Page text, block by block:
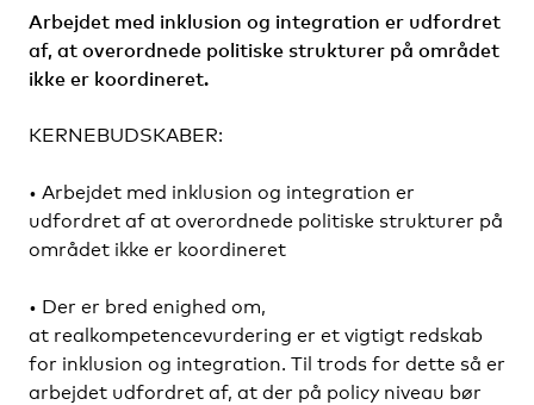
Arbejdet med inklusion og integration er udfordret
af, at overordnede politiske strukturer på området
ikke er koordineret.
KERNEBUDSKABER:
• Arbejdet med inklusion og integration er
udfordret af at overordnede politiske strukturer på
området ikke er koordineret
• Der er bred enighed om,
at realkompetencevurdering er et vigtigt redskab
for inklusion og integration. Til trods for dette så er
arbejdet udfordret af, at der på policy niveau bør